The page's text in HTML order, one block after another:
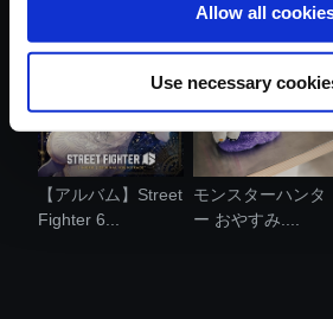
Allow all
Use necessary
【アルバム】Street
Fighter 6...
モンスターハンタ
ー おやすみ....